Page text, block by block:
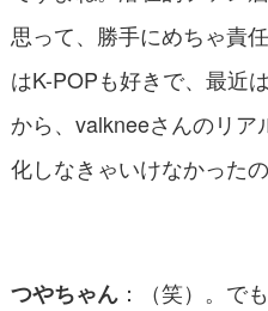
思って、勝手にめちゃ責
はK-POPも好きで、最近
から、valkneeさんのリ
化しなきゃいけなかった
つやちゃん：（笑）。で